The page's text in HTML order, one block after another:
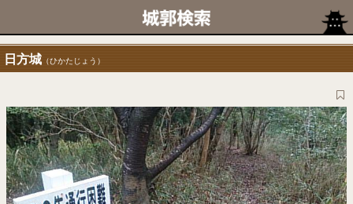
日方城 （ひかたじょう）